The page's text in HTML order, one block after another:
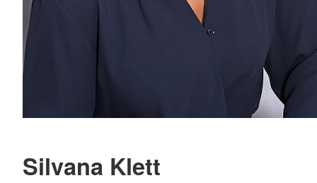
Silvana Klett